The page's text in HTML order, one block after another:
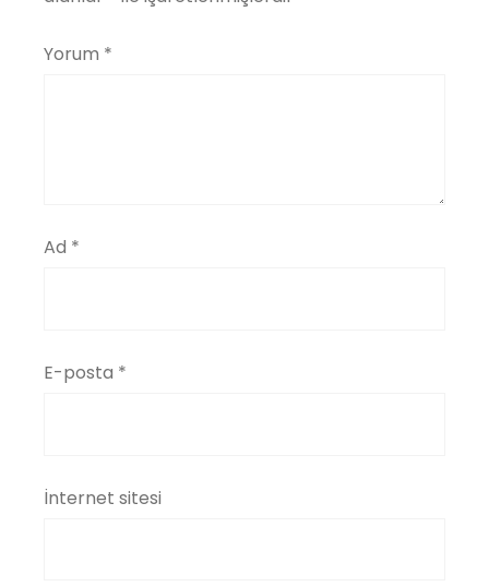
Yorum *
Ad *
E-posta *
İnternet sitesi